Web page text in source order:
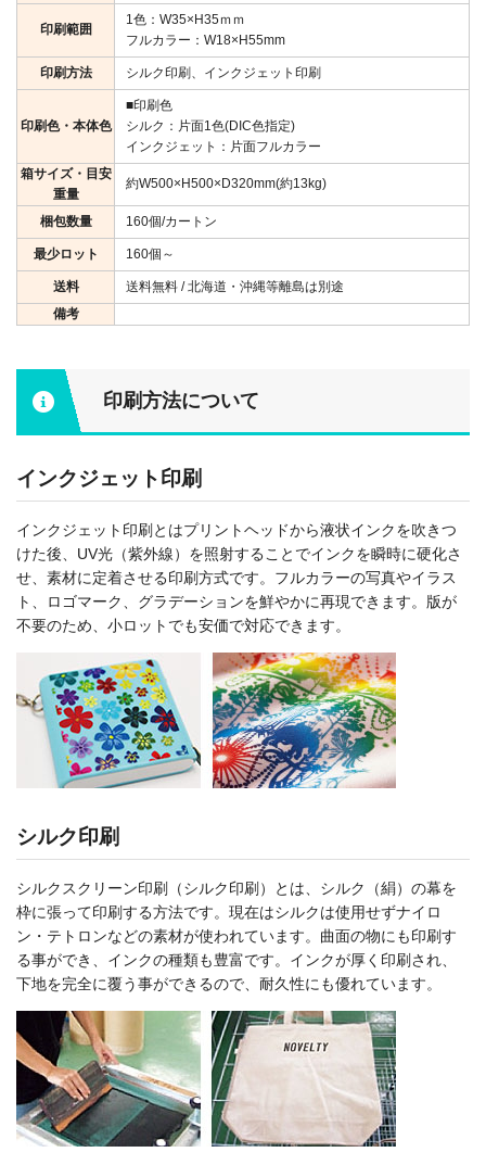
印刷範囲
1色：W35×H35ｍｍ
フルカラー：W18×H55mm
印刷方法 シルク印刷、インクジェット印刷
印刷色・本体色
■印刷色
シルク：片面1色(DIC色指定)
インクジェット：片面フルカラー
箱サイズ・目安
重量
約W500×H500×D320mm(約13kg)
梱包数量 160個/カートン
最少ロット 160個～
送料
送料無料 / 北海道・沖縄等離島は別途
備考
印刷方法について
インクジェット印刷
インクジェット印刷とはプリントヘッドから液状インクを吹きつ
けた後、UV光（紫外線）を照射することでインクを瞬時に硬化さ
せ、素材に定着させる印刷方式です。フルカラーの写真やイラス
ト、ロゴマーク、グラデーションを鮮やかに再現できます。版が
不要のため、小ロットでも安価で対応できます。
シルク印刷
シルクスクリーン印刷（シルク印刷）とは、シルク（絹）の幕を
枠に張って印刷する方法です。現在はシルクは使用せずナイロ
ン・テトロンなどの素材が使われています。曲面の物にも印刷す
る事ができ、インクの種類も豊富です。インクが厚く印刷され、
下地を完全に覆う事ができるので、耐久性にも優れています。